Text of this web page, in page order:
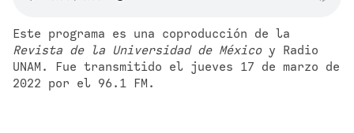
Revista de la Universidad de México y Radio
UNAM. Fue transmitido el jueves 17 de marzo de
2022 por el 96.1 FM.